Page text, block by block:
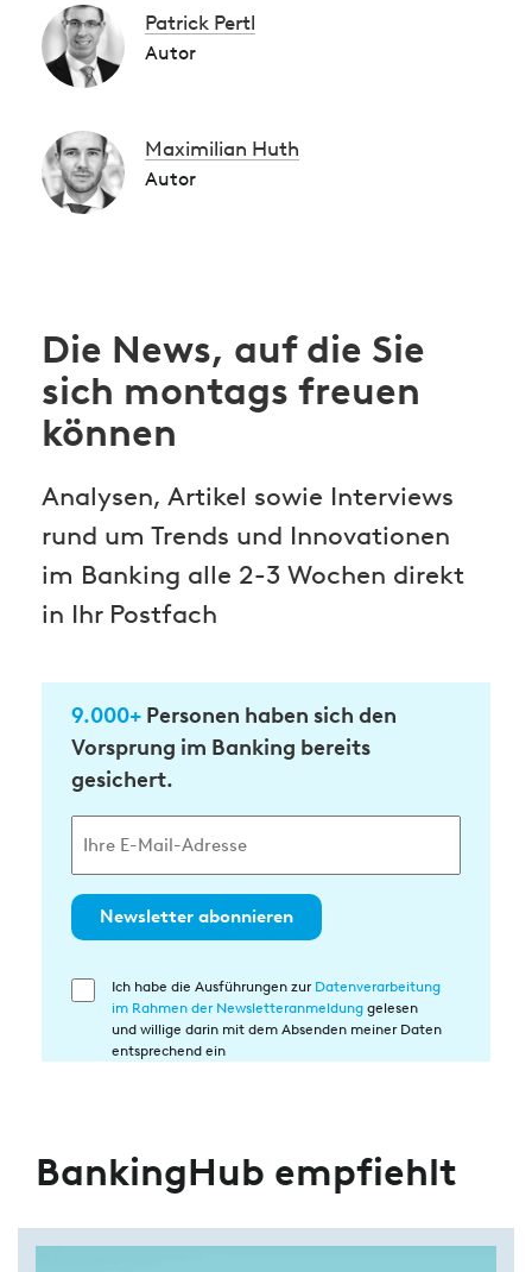
Patrick Pertl
Autor
Maximilian Huth
Autor
Die News, auf die Sie
sich montags freuen
können
Analysen, Artikel sowie Interviews
rund um Trends und Innovationen
im Banking alle 2-3 Wochen direkt
in Ihr Postfach
9.000+ Personen haben sich den
Vorsprung im Banking bereits
gesichert.
Newsletter abonnieren
Einwilligung
Ich habe die Ausführungen zur Datenverarbeitung
im Rahmen der Newsletteranmeldung gelesen
und willige darin mit dem Absenden meiner Daten
entsprechend ein
BankingHub empfiehlt